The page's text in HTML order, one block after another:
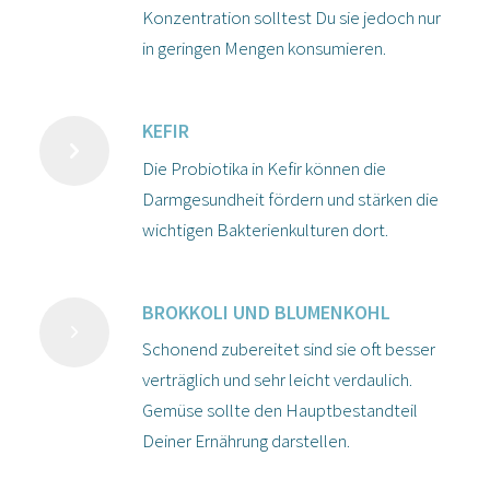
Konzentration solltest Du sie jedoch nur
in geringen Mengen konsumieren.
KEFIR
Die Probiotika in Kefir können die
Darmgesundheit fördern und stärken die
wichtigen Bakterienkulturen dort.
BROKKOLI UND BLUMENKOHL
Schonend zubereitet sind sie oft besser
verträglich und sehr leicht verdaulich.
Gemüse sollte den Hauptbestandteil
Deiner Ernährung darstellen.